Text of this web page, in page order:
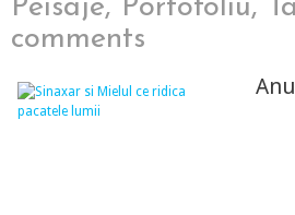
Peisaje, Portofoliu,
comments